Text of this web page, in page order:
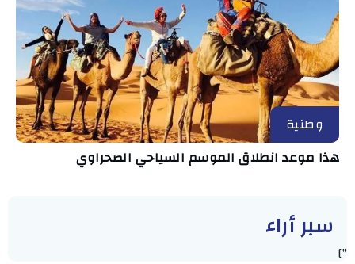
وطنية
هذا موعد انطلاق الموسم السياحي الصحراوي
سبر أراء
"]